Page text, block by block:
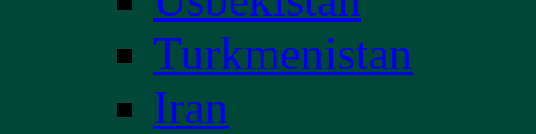
Turkmenistan
Iran